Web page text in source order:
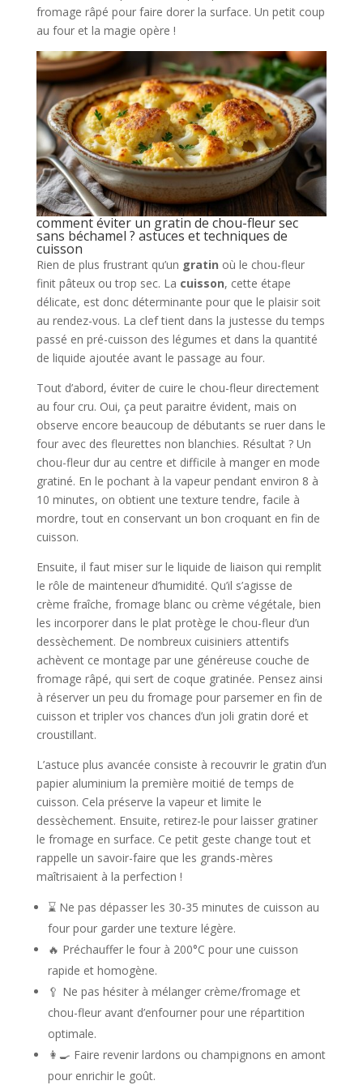
fromage râpé pour faire dorer la surface. Un petit coup
au four et la magie opère !
comment éviter un gratin de chou-fleur sec
sans béchamel ? astuces et techniques de
cuisson
Rien de plus frustrant qu’un gratin où le chou-fleur
finit pâteux ou trop sec. La cuisson, cette étape
délicate, est donc déterminante pour que le plaisir soit
au rendez-vous. La clef tient dans la justesse du temps
passé en pré-cuisson des légumes et dans la quantité
de liquide ajoutée avant le passage au four.
Tout d’abord, éviter de cuire le chou-fleur directement
au four cru. Oui, ça peut paraitre évident, mais on
observe encore beaucoup de débutants se ruer dans le
four avec des fleurettes non blanchies. Résultat ? Un
chou-fleur dur au centre et difficile à manger en mode
gratiné. En le pochant à la vapeur pendant environ 8 à
10 minutes, on obtient une texture tendre, facile à
mordre, tout en conservant un bon croquant en fin de
cuisson.
Ensuite, il faut miser sur le liquide de liaison qui remplit
le rôle de mainteneur d’humidité. Qu’il s’agisse de
crème fraîche, fromage blanc ou crème végétale, bien
les incorporer dans le plat protège le chou-fleur d’un
dessèchement. De nombreux cuisiniers attentifs
achèvent ce montage par une généreuse couche de
fromage râpé, qui sert de coque gratinée. Pensez ainsi
à réserver un peu du fromage pour parsemer en fin de
cuisson et tripler vos chances d’un joli gratin doré et
croustillant.
L’astuce plus avancée consiste à recouvrir le gratin d’un
papier aluminium la première moitié de temps de
cuisson. Cela préserve la vapeur et limite le
dessèchement. Ensuite, retirez-le pour laisser gratiner
le fromage en surface. Ce petit geste change tout et
rappelle un savoir-faire que les grands-mères
maîtrisaient à la perfection !
⌛ Ne pas dépasser les 30-35 minutes de cuisson au
four pour garder une texture légère.
🔥 Préchauffer le four à 200°C pour une cuisson
rapide et homogène.
🥄 Ne pas hésiter à mélanger crème/fromage et
chou-fleur avant d’enfourner pour une répartition
optimale.
👩‍🍳 Faire revenir lardons ou champignons en amont
pour enrichir le goût.